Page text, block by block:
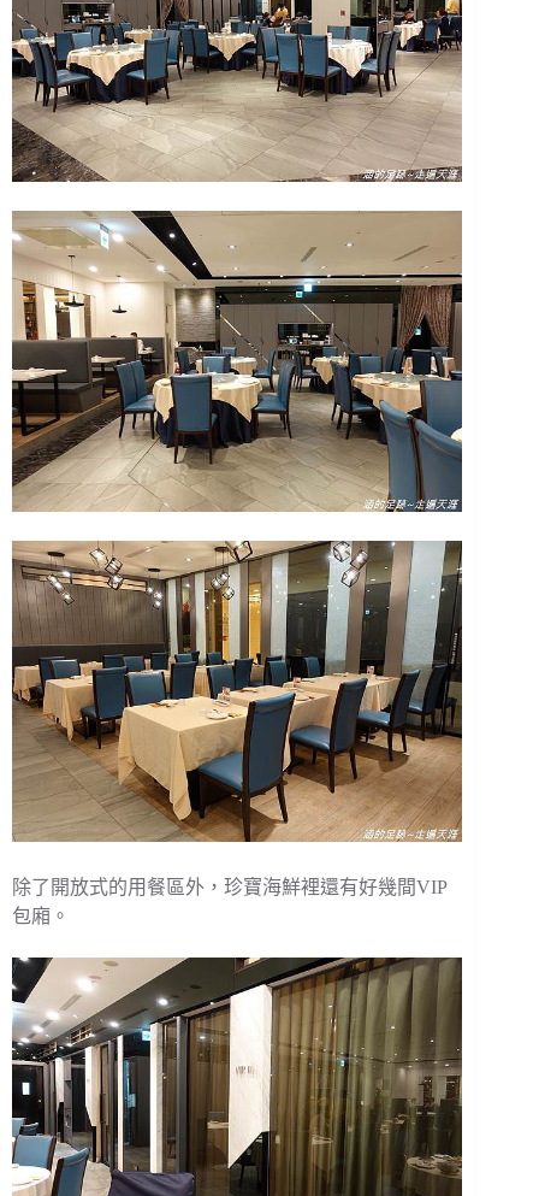
除了開放式的用餐區外，珍寶海鮮裡還有好幾間VIP
包廂。